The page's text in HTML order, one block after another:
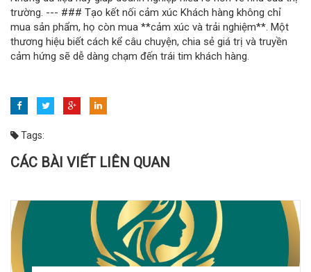
trường. --- ### Tạo kết nối cảm xúc Khách hàng không chỉ
mua sản phẩm, họ còn mua **cảm xúc và trải nghiệm**. Một
thương hiệu biết cách kể câu chuyện, chia sẻ giá trị và truyền
cảm hứng sẽ dễ dàng chạm đến trái tim khách hàng.
Tags:
CÁC BÀI VIẾT LIÊN QUAN